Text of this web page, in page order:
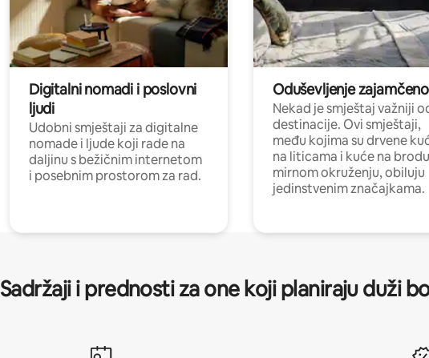
Digitalni nomadi i poslovni
ljudi
Udobni smještaji za digitalne
nomade i ljude koji rade na
daljinu s bežičnim internetom
i posebnim prostorom za rad.
Oduševljenje zajamčeno
Nekad je smještaj važniji
destinacije. Ovi smještaji,
među kojima su drvene
na liticama i kuće na
mirnom okruženju, obiluju
jedinstvenim značajkama.
Sadržaji i prednosti za one koji planiraju duži